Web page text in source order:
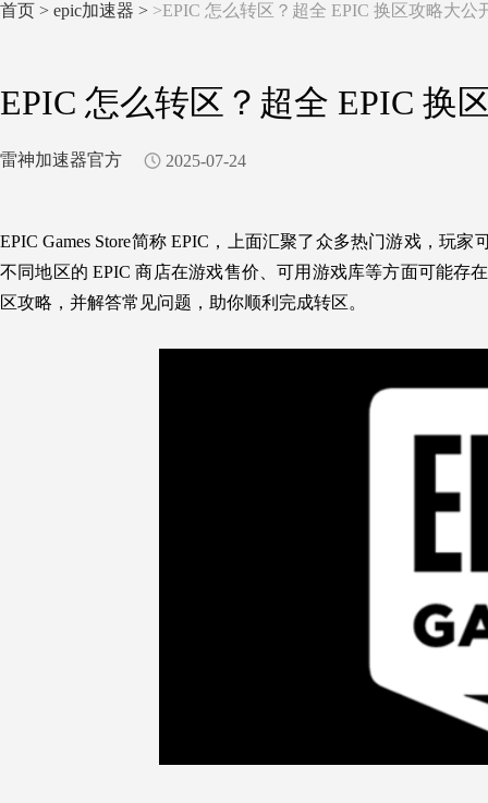
首页 > epic加速器 > >EPIC 怎么转区？超全 EPIC 换区攻略大公
EPIC 怎么转区？超全 EPIC 换
雷神加速器官方 2025-07-24
EPIC Games Store简称 EPIC， 上面汇聚了众多热门游戏，玩家
不同地区的 EPIC 商店在游戏售价、可用游戏库等方面可能存
区攻略，并解答常见问题，助你顺利完成转区。